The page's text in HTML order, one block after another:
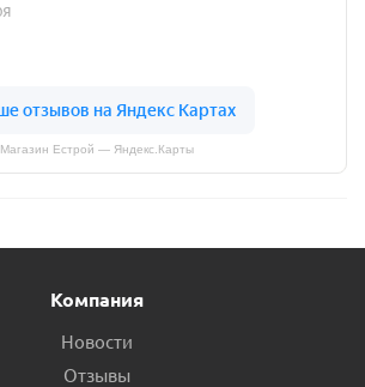
Магазин Естрой — Яндекс.Карты
Компания
Новости
Отзывы